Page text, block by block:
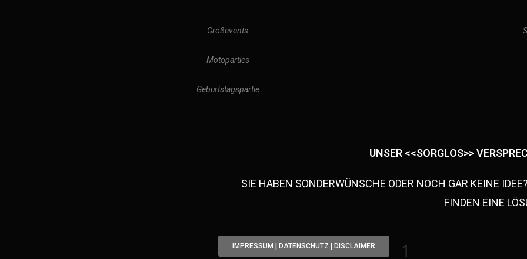
Großevents
Motoparties
Geburtstagspartie
UNSER <<SORGLOS>>
SIE HABEN SONDERWÜNSCHE ODER NOCH GAR KEINE
FINDEN EINE
IMPRESSUM | DATENSCHUTZ | DISCLAIMER 1